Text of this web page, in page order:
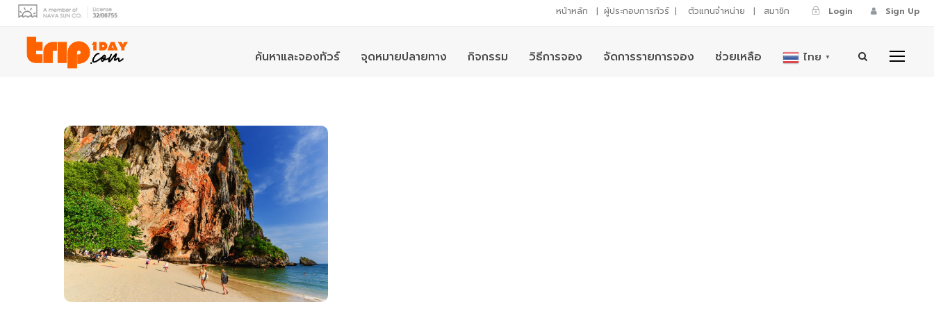
หน้าหลัก | ผู้ประกอบการทัวร์ | ตัวแทนจำหน่าย | สมาชิก Login Sign Up
ค้นหาและจองทัวร์ จุดหมายปลายทาง กิจกรรม วิธีการจอง จัดการรายการจอง ช่วยเหลือ ไทย ▼